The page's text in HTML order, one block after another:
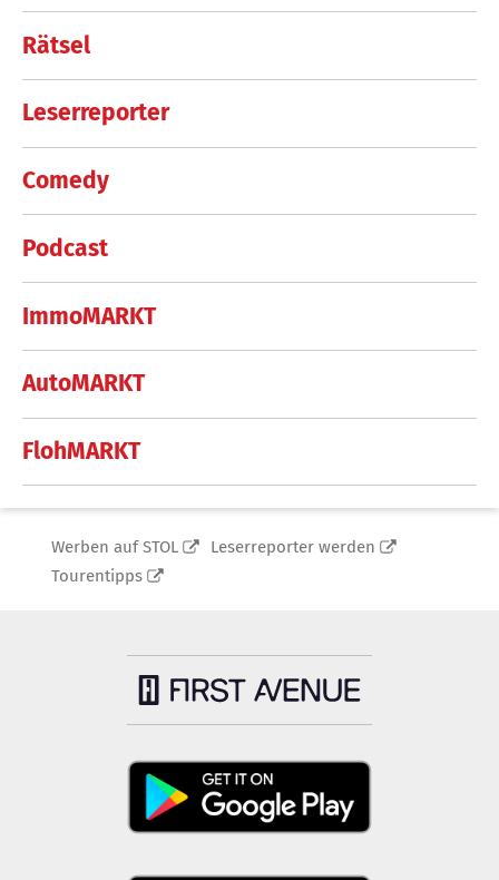
Rätsel
Leserreporter
Comedy
Podcast
ImmoMARKT
AutoMARKT
FlohMARKT
Werben auf STOL
Leserreporter werden
Tourentipps